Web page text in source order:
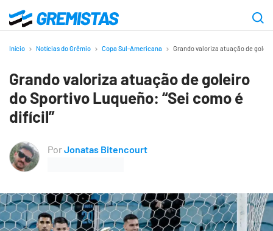
para
principal
Gremistas
Início Notícias do Grêmio Copa Sul-Americana Grando valoriza atuação de
Grando valoriza atuação de goleiro
do Sportivo Luqueño: “Sei como é
difícil”
PorJonatas Bitencourt